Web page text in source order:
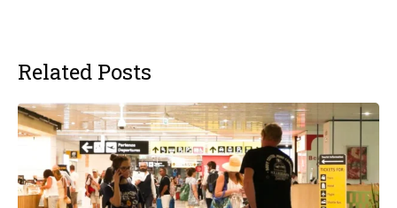
Related Posts